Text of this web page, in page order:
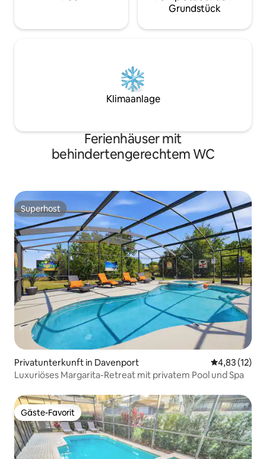
Grundstück
Klimaanlage
Ferienhäuser mit
behindertengerechtem WC
Superhost
Superhost
Privatunterkunft in Davenport
4,83 (12)
Luxuriöses Margarita-Retreat mit privatem Pool und Spa
Gäste-Favorit
Gäste-Favorit